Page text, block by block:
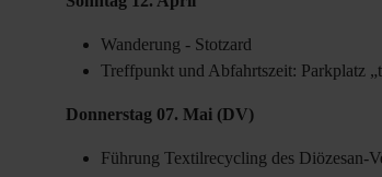
Wanderung - Stotzard
Treffpunkt und Abfahrtszeit: Parkplatz
Donnerstag 07. Mai (DV)
Führung Textilrecycling des Diözesan-